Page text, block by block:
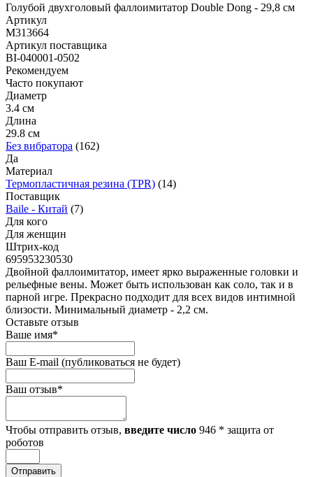
Голубой двухголовый фаллоимитатор Double Dong - 29,8 см
Артикул
M313664
Артикул поставщика
BI-040001-0502
Рекомендуем
Часто покупают
Диаметр
3.4 см
Длина
29.8 см
Без вибратора (162)
Да
Материал
Термопластичная резина (TPR) (14)
Поставщик
Baile - Китай (7)
Для кого
Для женщин
Штрих-код
695953230530
Двойной фаллоимитатор, имеет ярко выраженные головки и
рельефные вены. Может быть использован как соло, так и в
парной игре. Прекрасно подходит для всех видов интимной
близости. Минимальный диаметр - 2,2 см.
Оставьте отзыв
Ваше имя*
Ваш E-mail (публиковаться не будет)
Ваш отзыв*
Чтобы отправить отзыв, введите число 946 * защита от
роботов
Отправить